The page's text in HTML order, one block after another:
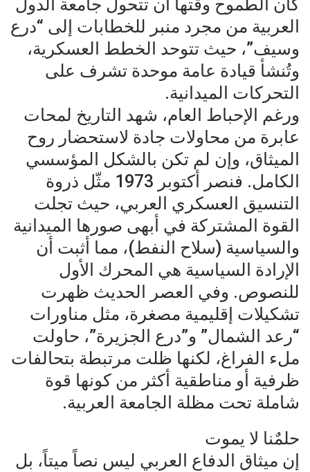
كان الطموح وقتها أن تتحول جامعة الدول
العربية من مجرد منبر للخطابات إلى “درع
وسيف”، حيث تتوحد الخطط العسكرية،
وتُنشأ قيادة عامة موحدة تشرف على
التحركات الميدانية.
ورغم الإحباط العام، شهد التاريخ لمحات
عابرة من محاولات جادة لاستحضار روح
الميثاق، وإن لم تكن بالشكل المؤسسي
الكامل. فنصر أكتوبر 1973 مثّل ذروة
التنسيق العسكري العربي، حيث تجلت
القوة المشتركة في أبهى صورها الميدانية
والسياسية (سلاح النفط)، مما أثبت أن
الإرادة السياسية هي المحرك الأول
للنصوص. وفي العصر الحديث ظهرت
تشكيلات إقليمية مصغرة، مثل مناورات
“رعد الشمال” و”درع الجزيرة”، حاولت
ملء الفراغ، لكنها ظلت مرتبطة بتحالفات
ظرفية أو مناطقية أكثر من كونها قوة
شاملة تحت مظلة الجامعة العربية.
حلمٌنا لا يموت
إن ميثاق الدفاع العربي ليس نصاً ميتاً، بل